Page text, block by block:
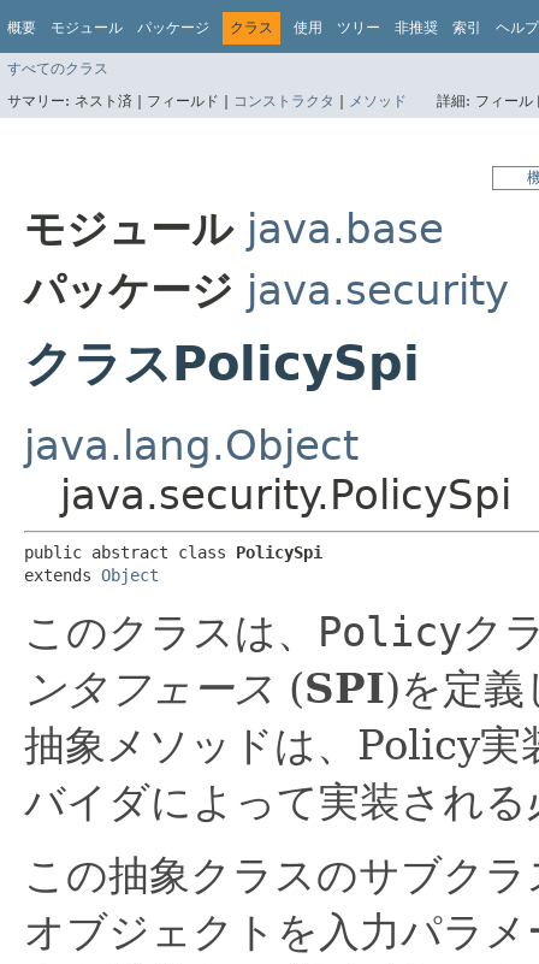
概要 モジュール パッケージ クラス 使用 ツリー 非推奨 索引 ヘルプ
すべてのクラス
サマリー: ネスト済 | フィールド | コンストラクタ | メソッド 詳細: フィー
モジュール java.base
パッケージ java.security
クラスPolicySpi
java.lang.Object
java.security.PolicySpi
public abstract class PolicySpi
extends Object
このクラスは、 Policyク
ンタフェース (SPI)を定義
抽象メソッドは、Policy実
バイダによって実装され
この抽象クラスのサブク
オブジェクトを入力パラ